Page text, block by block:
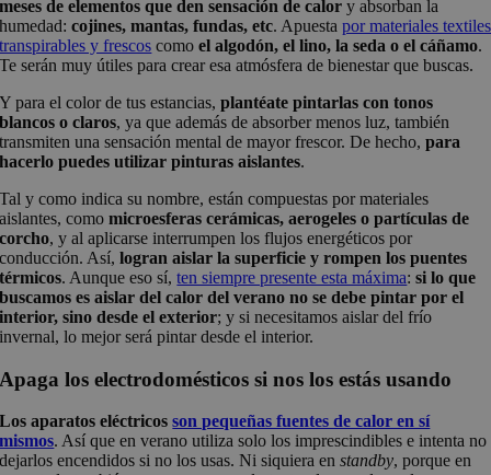
meses de elementos que den sensación de calory absorban la
humedad:cojines, mantas, fundas, etc. Apuestapor materiales textiles
transpirables y frescos comoel algodón, el lino, la seda o el cáñamo.
Te serán muy útiles para crear esa atmósfera de bienestar que buscas.
Y para el color de tus estancias,plantéate pintarlas con tonos
blancos o claros, ya que además de absorber menos luz, también
transmiten una sensación mental de mayor frescor. De hecho,para
hacerlo puedes utilizar pinturas aislantes.
Tal y como indica su nombre, están compuestas por materiales
aislantes, comomicroesferas cerámicas, aerogeles o partículas de
corcho, y al aplicarse interrumpen los flujos energéticos por
conducción. Así,logran aislar la superficie y rompen los puentes
térmicos. Aunque eso sí,ten siempre presente esta máxima:si lo que
buscamos es aislar del calor del verano no se debe pintar por el
interior, sino desde el exterior; y si necesitamos aislar del frío
invernal, lo mejor será pintar desde el interior.
Apaga los electrodomésticos si nos los estás usando
Los aparatos eléctricosson pequeñas fuentes de calor en sí
mismos. Así que en verano utiliza solo los imprescindibles e intenta no
dejarlos encendidos si no los usas. Ni siquiera enstandby, porque en